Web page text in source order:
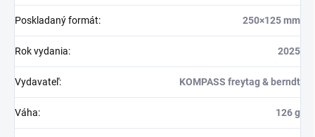
Poskladaný formát: 250×125 mm
Rok vydania: 2025
Vydavateľ: KOMPASS freytag & berndt
Váha: 126 g